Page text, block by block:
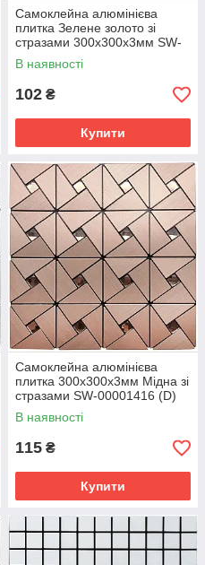
Самоклейна алюмінієва
плитка Зелене золото зі
стразами 300х300х3мм SW-
00001172
В наявності
102 ₴
Купити
Самоклейна алюмінієва
плитка 300х300х3мм Мідна зі
стразами SW-00001416 (D)
В наявності
115 ₴
Купити